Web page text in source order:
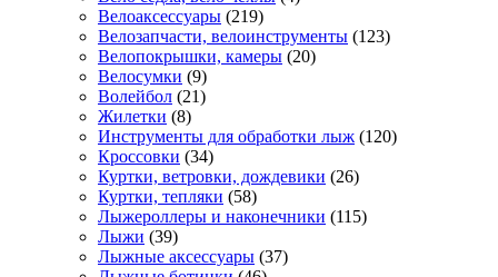
Велоаксессуары (219)
Велозапчасти, велоинструменты (123)
Велопокрышки, камеры (20)
Велосумки (9)
Волейбол (21)
Жилетки (8)
Инструменты для обработки лыж (120)
Кроссовки (34)
Куртки, ветровки, дождевики (26)
Куртки, тепляки (58)
Лыжероллеры и наконечники (115)
Лыжи (39)
Лыжные аксессуары (37)